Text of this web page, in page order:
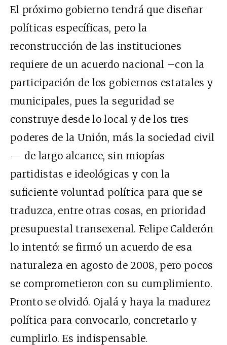
El próximo gobierno tendrá que diseñar
políticas específicas, pero la
reconstrucción de las instituciones
requiere de un acuerdo nacional –con la
participación de los gobiernos estatales y
municipales, pues la seguridad se
construye desde lo local y de los tres
poderes de la Unión, más la sociedad civil
— de largo alcance, sin miopías
partidistas e ideológicas y con la
suficiente voluntad política para que se
traduzca, entre otras cosas, en prioridad
presupuestal transexenal. Felipe Calderón
lo intentó: se firmó un acuerdo de esa
naturaleza en agosto de 2008, pero pocos
se comprometieron con su cumplimiento.
Pronto se olvidó. Ojalá y haya la madurez
política para convocarlo, concretarlo y
cumplirlo. Es indispensable.